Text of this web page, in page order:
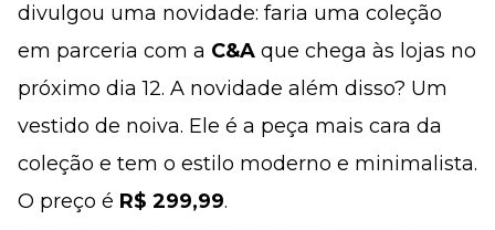
divulgou uma novidade: faria uma coleção
em parceria com a C&A que chega às lojas no
próximo dia 12. A novidade além disso? Um
vestido de noiva. Ele é a peça mais cara da
coleção e tem o estilo moderno e minimalista.
O preço é R$ 299,99.